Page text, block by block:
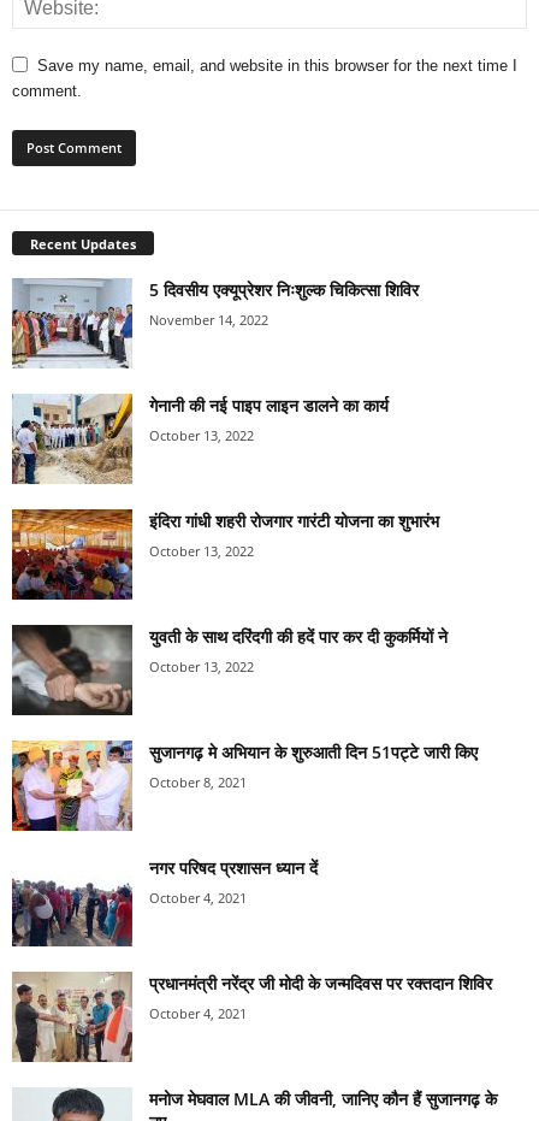
Save my name, email, and website in this browser for the next time I
comment.
Recent Updates
5 दिवसीय एक्यूप्रेशर निःशुल्क चिकित्सा शिविर
November 14, 2022
गेनानी की नई पाइप लाइन डालने का कार्य
October 13, 2022
इंदिरा गांधी शहरी रोजगार गारंटी योजना का शुभारंभ
October 13, 2022
युवती के साथ दरिंदगी की हदें पार कर दी कुकर्मियों ने
October 13, 2022
सुजानगढ़ मे अभियान के शुरुआती दिन 51पट्टे जारी किए
October 8, 2021
नगर परिषद प्रशासन ध्यान दें
October 4, 2021
प्रधानमंत्री नरेंद्र जी मोदी के जन्मदिवस पर रक्तदान शिविर
October 4, 2021
मनोज मेघवाल MLA की जीवनी, जानिए कौन हैं सुजानगढ़ के